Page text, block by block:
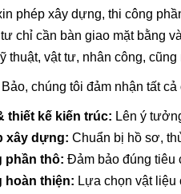
phép xây dựng, thi công
chỉ cần bàn giao mặt bằng
thuật, vật tư, nhân công,
chúng tôi đảm nhận tất
thiết kế kiến trúc: Lên ý
xây dựng: Chuẩn bị hồ sơ,
phần thô: Đảm bảo đúng tiêu
hoàn thiện: Lựa chọn vật liệu